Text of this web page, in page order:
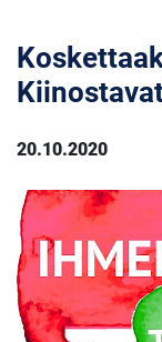
20.10.2020